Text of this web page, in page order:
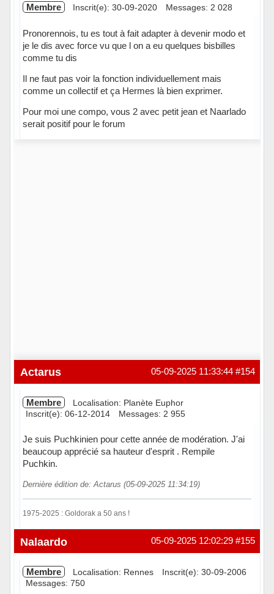
Membre Inscrit(e): 30-09-2020 Messages: 2 028
Pronorennois, tu es tout à fait adapter à devenir modo et
je le dis avec force vu que l on a eu quelques bisbilles
comme tu dis
Il ne faut pas voir la fonction individuellement mais
comme un collectif et ça Hermes là bien exprimer.
Pour moi une compo, vous 2 avec petit jean et Naarlado
serait positif pour le forum
#154
05-09-2025 11:33:44
Actarus
Membre
Localisation: Planète Euphor
Inscrit(e): 06-12-2014
Messages: 2 955
Je suis Puchkinien pour cette année de modération. J'ai
beaucoup apprécié sa hauteur d'esprit . Rempile
Puchkin.
Dernière édition de: Actarus (05-09-2025 11:34:19)
1975-2025 : Goldorak a 50 ans !
Hors ligne #155
05-09-2025 12:02:29
Nalaardo
Membre Localisation: Rennes
Inscrit(e): 30-09-2006
Messages: 750